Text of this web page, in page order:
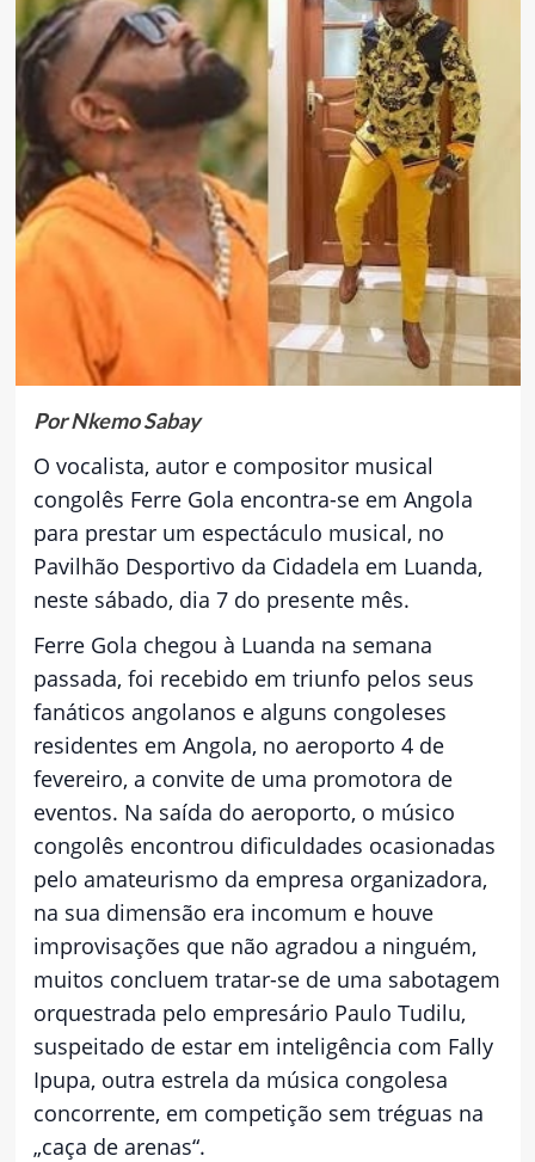
Por Nkemo Sabay
O vocalista, autor e compositor musical
congolês Ferre Gola encontra-se em Angola
para prestar um espectáculo musical, no
Pavilhão Desportivo da Cidadela em Luanda,
neste sábado, dia 7 do presente mês.
Ferre Gola chegou à Luanda na semana
passada, foi recebido em triunfo pelos seus
fanáticos angolanos e alguns congoleses
residentes em Angola, no aeroporto 4 de
fevereiro, a convite de uma promotora de
eventos. Na saída do aeroporto, o músico
congolês encontrou dificuldades ocasionadas
pelo amateurismo da empresa organizadora,
na sua dimensão era incomum e houve
improvisações que não agradou a ninguém,
muitos concluem tratar-se de uma sabotagem
orquestrada pelo empresário Paulo Tudilu,
suspeitado de estar em inteligência com Fally
Ipupa, outra estrela da música congolesa
concorrente, em competição sem tréguas na
„caça de arenas“.